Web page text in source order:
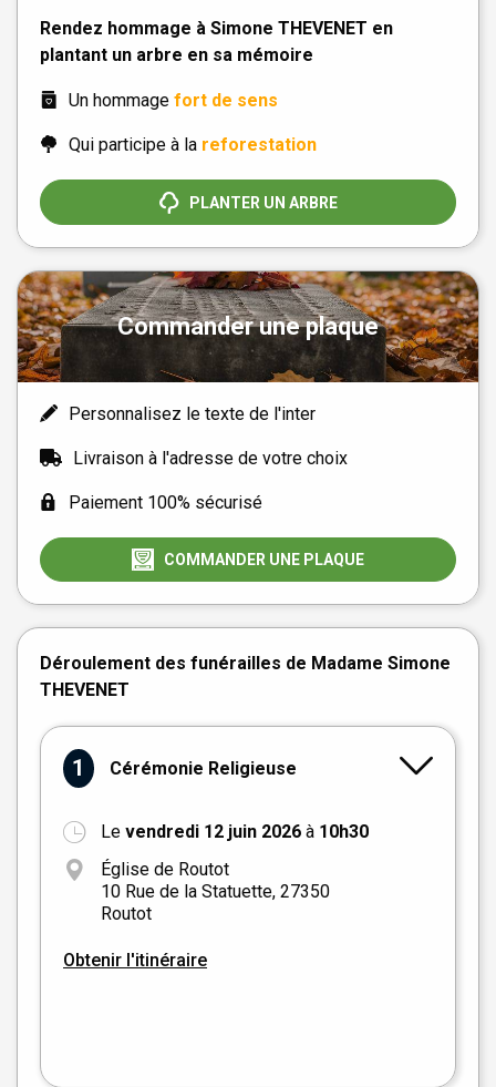
Rendez hommage à Simone THEVENET en
plantant un arbre en sa mémoire
Un hommage fort de sens
Qui participe à la reforestation
PLANTER UN ARBRE
Commander une plaque
Personnalisez le texte de l'inter
Livraison à l'adresse de votre choix
Paiement 100% sécurisé
COMMANDER UNE PLAQUE
Déroulement des funérailles de Madame Simone
THEVENET
1 Cérémonie Religieuse
Le vendredi 12 juin 2026 à 10h30
Église de Routot
10 Rue de la Statuette, 27350
Routot
Obtenir l'itinéraire